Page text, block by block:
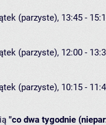
(parzyste), 13:45 -
(parzyste), 12:00 -
(parzyste), 10:15 -
"co dwa tygodnie